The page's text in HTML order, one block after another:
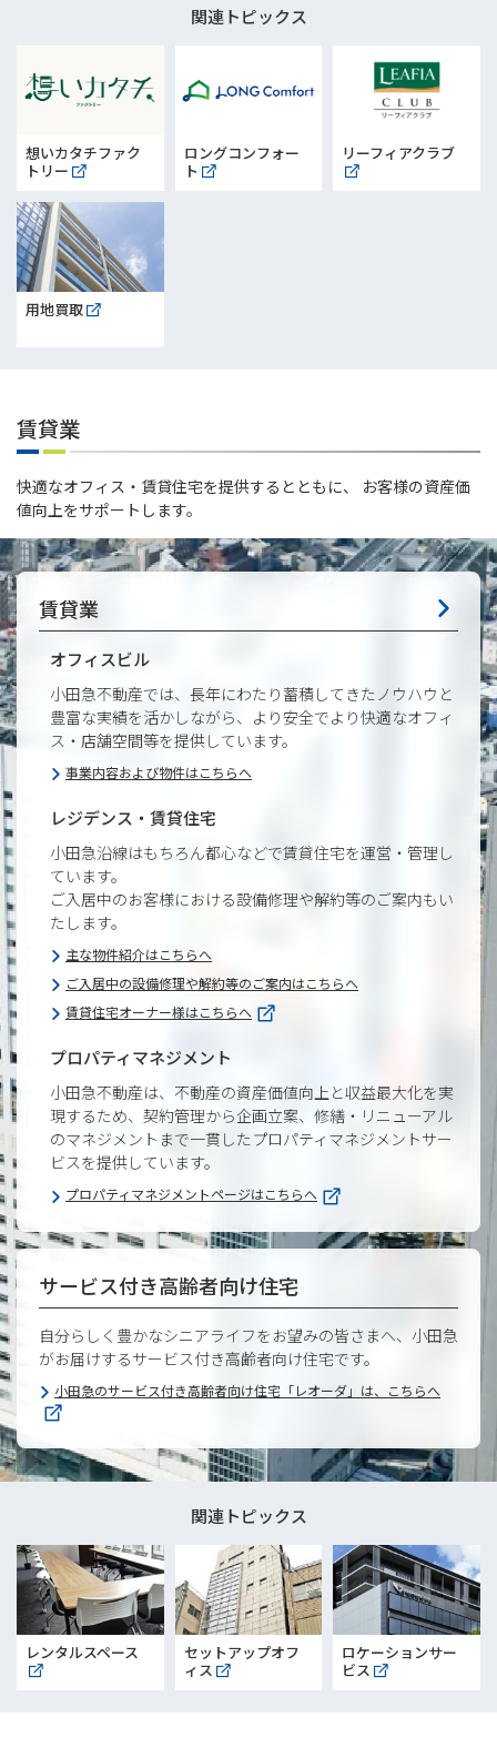
関連トピックス
想いカタチファク
トリー
ロングコンフォー
ト
リーフィアクラブ
用地買取
賃貸業
快適なオフィス・賃貸住宅を提供するとともに、 お客様の資産価
値向上をサポートします。
賃貸業
オフィスビル
小田急不動産では、長年にわたり蓄積してきたノウハウと
豊富な実績を活かしながら、より安全でより快適なオフィ
ス・店舗空間等を提供しています。
事業内容および物件はこちらへ
レジデンス・賃貸住宅
小田急沿線はもちろん都心などで賃貸住宅を運営・管理し
ています。
ご入居中のお客様における設備修理や解約等のご案内もい
たします。
主な物件紹介はこちらへ
ご入居中の設備修理や解約等のご案内はこちらへ
賃貸住宅オーナー様はこちらへ
プロパティマネジメント
小田急不動産は、不動産の資産価値向上と収益最大化を実
現するため、契約管理から企画立案、修繕・リニューアル
のマネジメントまで一貫したプロパティマネジメントサー
ビスを提供しています。
プロパティマネジメントページはこちらへ
サービス付き高齢者向け住宅
自分らしく豊かなシニアライフをお望みの皆さまへ、小田急
がお届けするサービス付き高齢者向け住宅です。
小田急のサービス付き高齢者向け住宅「レオーダ」は、こちらへ
関連トピックス
レンタルスペース
セットアップオフ
ィス
ロケーションサー
ビス